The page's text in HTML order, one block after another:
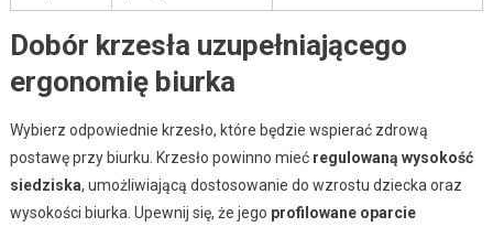
Dobór krzesła uzupełniającego
ergonomię biurka
Wybierz odpowiednie krzesło, które będzie wspierać zdrową
postawę przy biurku. Krzesło powinno mieć regulowaną wysokość
siedziska, umożliwiającą dostosowanie do wzrostu dziecka oraz
wysokości biurka. Upewnij się, że jego profilowane oparcie